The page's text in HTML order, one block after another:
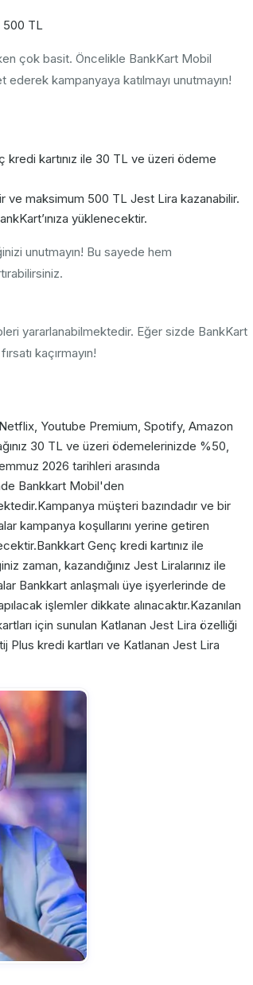
500 TL
çok basit. Öncelikle BankKart Mobil
kampanyaya katılmayı unutmayın!
kartınız ile 30 TL ve üzeri ödeme
ve maksimum 500 TL Jest Lira kazanabilir.
yüklenecektir.
unutmayın! Bu sayede hem
yararlanabilmektedir. Eğer sizde BankKart
kaçırmayın!
Youtube Premium, Spotify, Amazon
30 TL ve üzeri ödemelerinizde %50,
2026 tarihleri arasında
Bankkart Mobil'den
müşteri bazındadır ve bir
kampanya koşullarını yerine getiren
Genç kredi kartınız ile
zaman, kazandığınız Jest Liralarınız ile
Bankkart anlaşmalı üye işyerlerinde de
işlemler dikkate alınacaktır.Kazanılan
için sunulan Katlanan Jest Lira özelliği
Plus kredi kartları ve Katlanan Jest Lira